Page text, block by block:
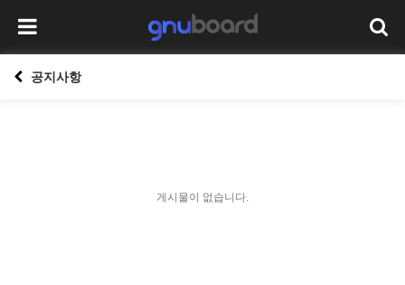
공지사항
게시물이 없습니다.